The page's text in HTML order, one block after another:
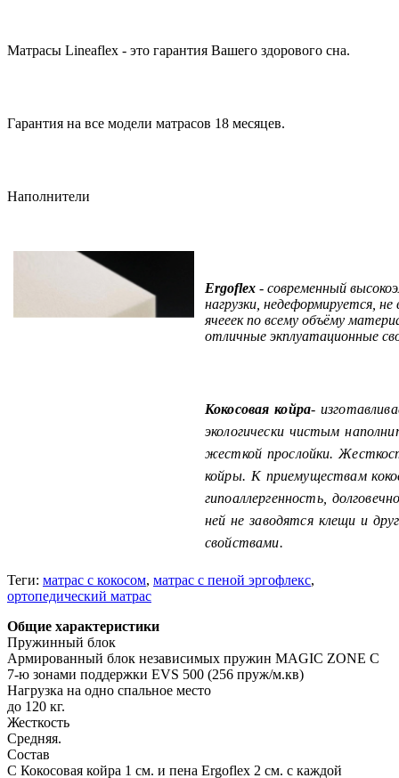
Матрасы Lineaflex - это гарантия Вашего здорового сна.
Гарантия на все модели матрасов 18 месяцев.
Наполнители
Ergoflex - современный
нагрузки, недеформируется,
ячееек по всему объёму
отличные экплуатационные
Кокосовая койра-
экологически чистым
жесткой прослойки.
койры. К приемуществам
гипоаллергенность,
ней не заводятся клещи и
свойствами.
Теги: матрас с кокосом, матрас с пеной эргофлекс,
ортопедический матрас
Общие характеристики
Пружинный блок
Армированный блок независимых пружин MAGIC ZONE С
7-ю зонами поддержки EVS 500 (256 пруж/м.кв)
Нагрузка на одно спальное место
до 120 кг.
Жесткость
Средняя.
Состав
С Кокосовая койра 1 см. и пена Ergoflex 2 см. с каждой